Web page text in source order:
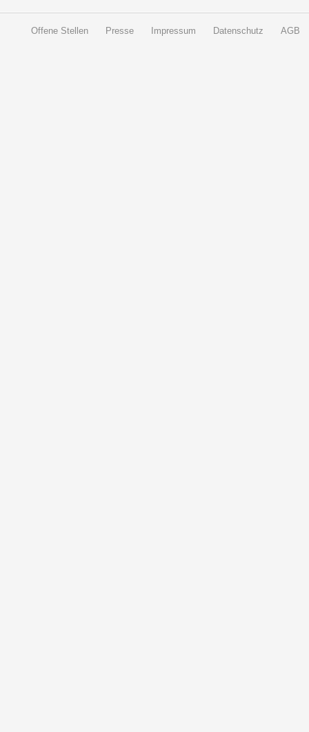
Offene Stellen Presse Impressum Datenschutz AGB